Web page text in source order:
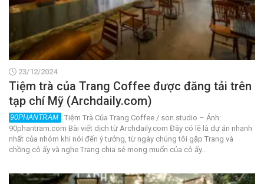
23/12/2024
Tiệm trà của Trang Coffee được đăng tải trên
tạp chí Mỹ (Archdaily.com)
Tiệm Trà Của Trang Coffee / son.studio – Ảnh:
90phantram.com Bài viết dịch từ Archdaily.com Đây có lẽ là dự án nhanh
nhất của nhóm khi nói đến ý tưởng, từ ngày chúng tôi gặp Trang và
chồng cô ấy và nghe Trang chia sẻ mong muốn của cô ấy...